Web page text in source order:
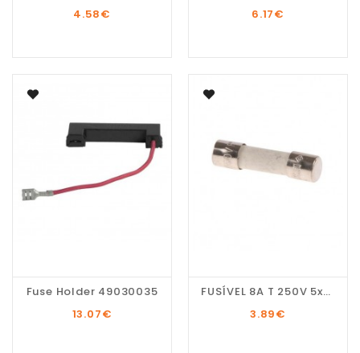
4.58€ 6.17€
Fuse Holder 49030035
13.07€
FUSÍVEL 8A T 250V 5x20mm
3.89€